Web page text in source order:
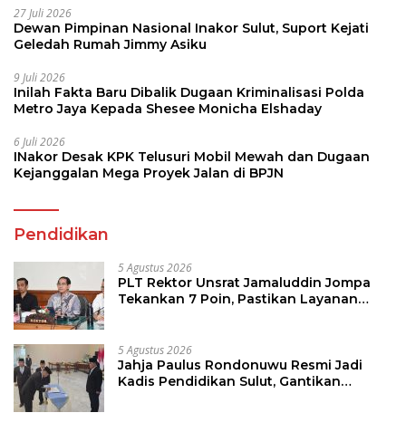
27 Juli 2026
Dewan Pimpinan Nasional Inakor Sulut, Suport Kejati
Geledah Rumah Jimmy Asiku
9 Juli 2026
Inilah Fakta Baru Dibalik Dugaan Kriminalisasi Polda
Metro Jaya Kepada Shesee Monicha Elshaday
6 Juli 2026
INakor Desak KPK Telusuri Mobil Mewah dan Dugaan
Kejanggalan Mega Proyek Jalan di BPJN
Pendidikan
5 Agustus 2026
PLT Rektor Unsrat Jamaluddin Jompa
Tekankan 7 Poin, Pastikan Layanan
5 Agustus 2026
Jahja Paulus Rondonuwu Resmi Jadi
Kadis Pendidikan Sulut, Gantikan